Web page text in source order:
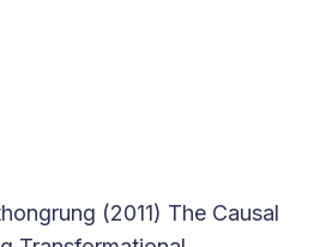
(2011) The Causal